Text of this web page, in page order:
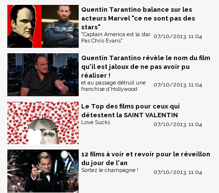
Quentin Tarantino balance sur les
acteurs Marvel "ce ne sont pas des
stars"
07/10/2013, 11:04
"Captain America est la star.
Pas Chris Evans"
Quentin Tarantino révèle le nom du film
qu'il est jaloux de ne pas avoir pu
réaliser !
07/10/2013, 11:04
et au passage détruit une
franchise d'Hollywood
Le Top des films pour ceux qui
détestent la SAINT VALENTIN
07/10/2013, 11:04
Love Sucks
12 films à voir et revoir pour le réveillon
du jour de l'an
07/10/2013, 11:04
Sortez le champagne !